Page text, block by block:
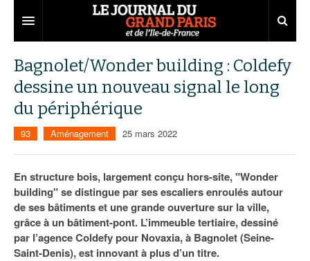
Territoires
Aménagement
Collectivités
Services urbains
Entreprises
Développement économique
Attractivité
Innovation
Transport
Départements
77
78
91
Nominations
Portraits
Agenda
Les Assises du Grand Paris
Éditions précédentes
Le podcast
Ecouter les épisodes
Bagnolet/Wonder building : Coldefy
dessine un nouveau signal le long
du périphérique
93 Aménagement 25 mars 2022
En structure bois, largement conçu hors-site, "Wonder
building" se distingue par ses escaliers enroulés autour
de ses bâtiments et une grande ouverture sur la ville,
grâce à un bâtiment-pont. L’immeuble tertiaire, dessiné
par l’agence Coldefy pour Novaxia, à Bagnolet (Seine-
Saint-Denis), est innovant à plus d’un titre.